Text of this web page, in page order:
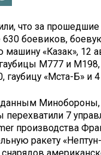
что за прошедшие
630 боевиков,
машину «Казак», 12
М777 и М198,
гаубицу «Мста-Б» и
данным Минобороны,
7
производства
ракету